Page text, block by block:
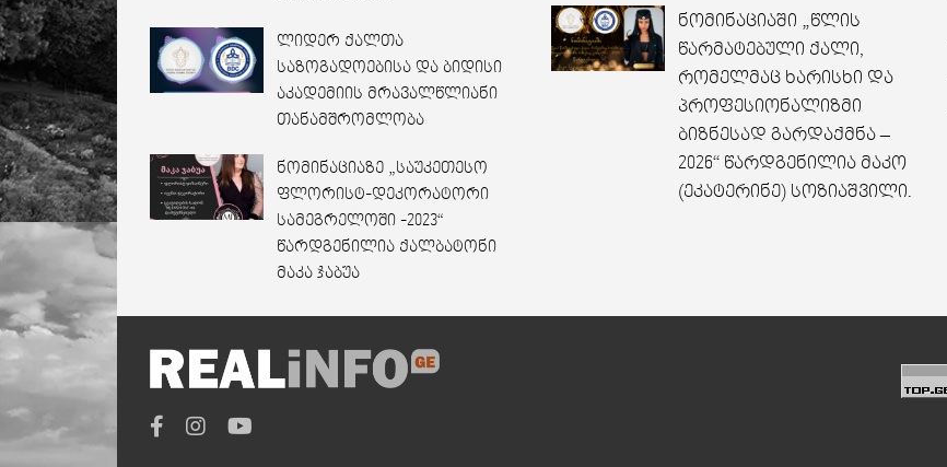
ლიდერ ქალთა
საზოგადოებისა და ბიდისი
აკადემიის მრავალწლიანი
თანამშრომლობა
ნომინაციაზე „საუკეთესო
ფლორისტ-დეკორატორი
სამეგრელოში -2023“
წარდგენილია ქალბატონი
მაკა ჯაბუა
ნომინაციაში „წლის
წარმატებული ქალი,
რომელმაც ხარისხი და
პროფესიონალიზმი
ბიზნესად გარდაქმნა –
2026“ წარდგენილია მაკო
(ეკატერინე) სოზიაშვილი.